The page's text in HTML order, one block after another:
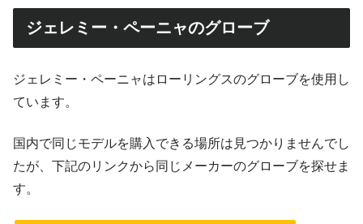
ジェレミー・ペーニャのグローブ
ジェレミー・ペーニャはローリングスのグローブを使用し
ています。
国内で同じモデルを購入できる場所は見つかりませんでし
たが、下記のリンクから同じメーカーのグローブを探せま
す。